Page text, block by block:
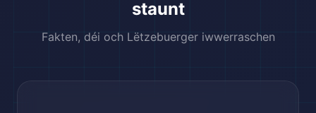
staunt
Fakten, déi och Lëtzebuerger iwwerraschen